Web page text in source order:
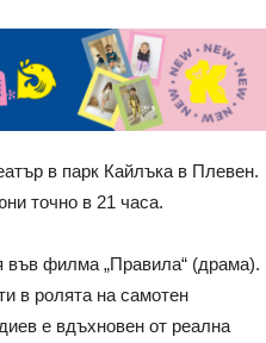
в парк Кайлъка в Плевен.
точно в 21 часа.
във филма „Правила“ (драма).
в ролята на самотен
е вдъхновен от реална